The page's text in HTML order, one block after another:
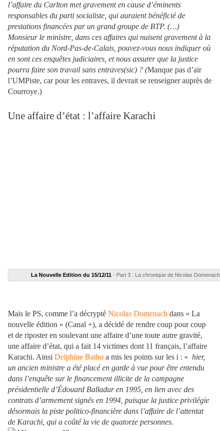
l’affaire du Carlton met gravement en cause d’éminents
responsables du parti socialiste, qui auraient bénéficié de
prestations financées par un grand groupe de BTP. (…)
Monsieur le ministre, dans ces affaires qui nuisent gravement à la
réputation du Nord-Pas-de-Calais, pouvez-vous nous indiquer où
en sont ces enquêtes judiciaires, et nous assurer que la justice
pourra faire son travail sans entraves(sic) ? (Manque pas d’air
l’UMPiste, car pour les entraves, il devrait se renseigner auprès de
Courroye.)
Une affaire d’état : l’affaire Karachi
La Nouvelle Edition du 15/12/11- Part 3 : La chronique de Nicolas Domenach
Mais le PS, comme l’a décrypté Nicolas Domenach dans « La
nouvelle édition » (Canal +), a décidé de rendre coup pour coup
et de riposter en soulevant une affaire d’une toute autre gravité,
une affaire d’état, qui a fait 14 victimes dont 11 français, l’affaire
Karachi. Ainsi Delphine Batho a mis les points sur les i : « hier,
un ancien ministre a été placé en garde à vue pour être entendu
dans l’enquête sur le financement illicite de la campagne
présidentielle d’Édouard Balladur en 1995, en lien avec des
contrats d’armement signés en 1994, puisque la justice privilégie
désormais la piste politico-financière dans l’affaire de l’attentat
de Karachi, qui a coûté la vie de quatorze personnes.